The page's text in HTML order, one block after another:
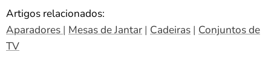
Artigos relacionados:
Aparadores | Mesas de Jantar | Cadeiras | Conjuntos de
TV